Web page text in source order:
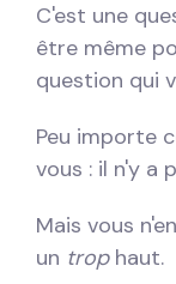
C'est une
être même
question qui
Peu importe
vous : il n'y a
Mais vous
un trophaut.